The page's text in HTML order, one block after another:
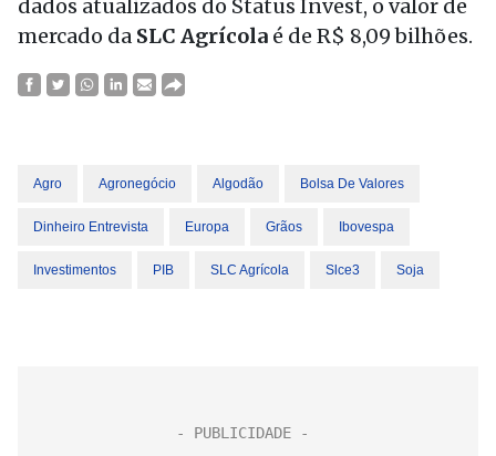
dados atualizados do Status Invest, o valor de
mercado da SLC Agrícola é de R$ 8,09 bilhões.
Agro Agronegócio Algodão Bolsa De Valores
Dinheiro Entrevista Europa Grãos Ibovespa
Investimentos PIB SLC Agrícola Slce3 Soja